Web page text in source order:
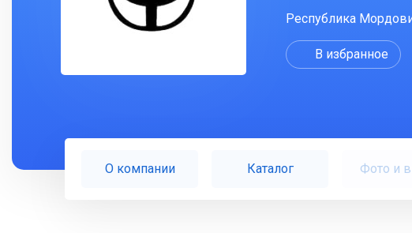
Республика
В избранное
О компании Каталог Фото и